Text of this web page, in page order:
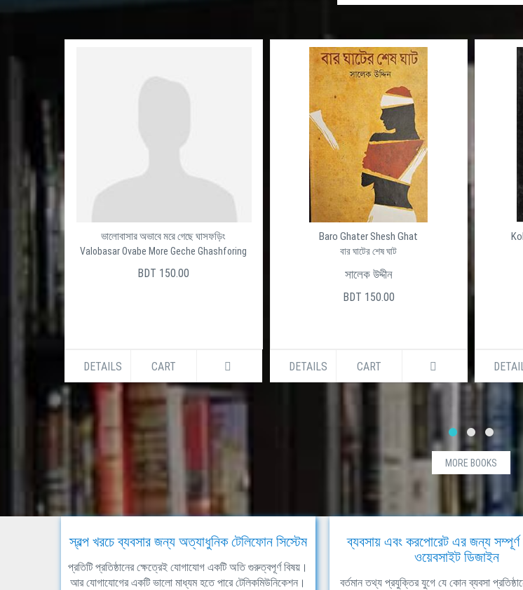
ভালোবাসার অভাবে মরে গেছে ঘাসফড়িং
Valobasar Ovabe More Geche Ghashforing
BDT 150.00
DETAILS CART
Baro Ghater Shesh Ghat
বার ঘাটের শেষ ঘাট
সালেক উদ্দীন
BDT 150.00
DETAILS CART
MORE BOOKS
স্বল্প খরচে ব্যবসার জন্য অত্যাধুনিক টেলিফোন সিস্টেম
প্রতিটি প্রতিষ্ঠানের ক্ষেত্রেই যোগাযোগ একটি অতি গুরুত্বপূর্ণ বিষয়।
আর যোগাযোগের একটি ভালো মাধ্যম হতে পারে টেলিকমিউনিকেশন।
ব্যবসায় এবং করপোরেট এর জন্য সম্পূর্ণ
ওয়েবসাইট ডিজাইন
বর্তমান তথ্য প্রযুক্তির যুগে যে কোন ব্যবসা